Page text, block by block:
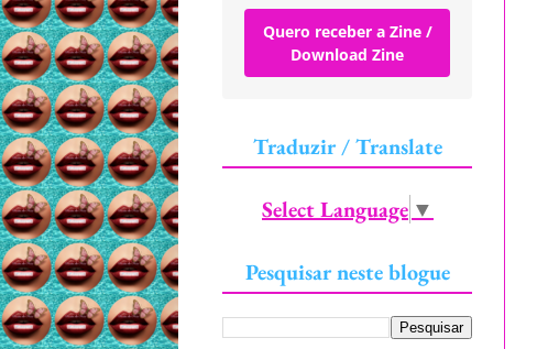
Quero receber a Zine /
Download Zine
Traduzir / Translate
Select Language ▼
Pesquisar neste blogue